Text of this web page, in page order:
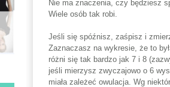
Nie ma znaczenia, czy będziesz
Wiele osób tak robi.
Jeśli się spóźnisz, zaśpisz i
Zaznaczasz na wykresie, że to
różni się tak bardzo jak 7 i 8
jeśli mierzysz zwyczajowo o 6
miała zależeć owulacja. Wg